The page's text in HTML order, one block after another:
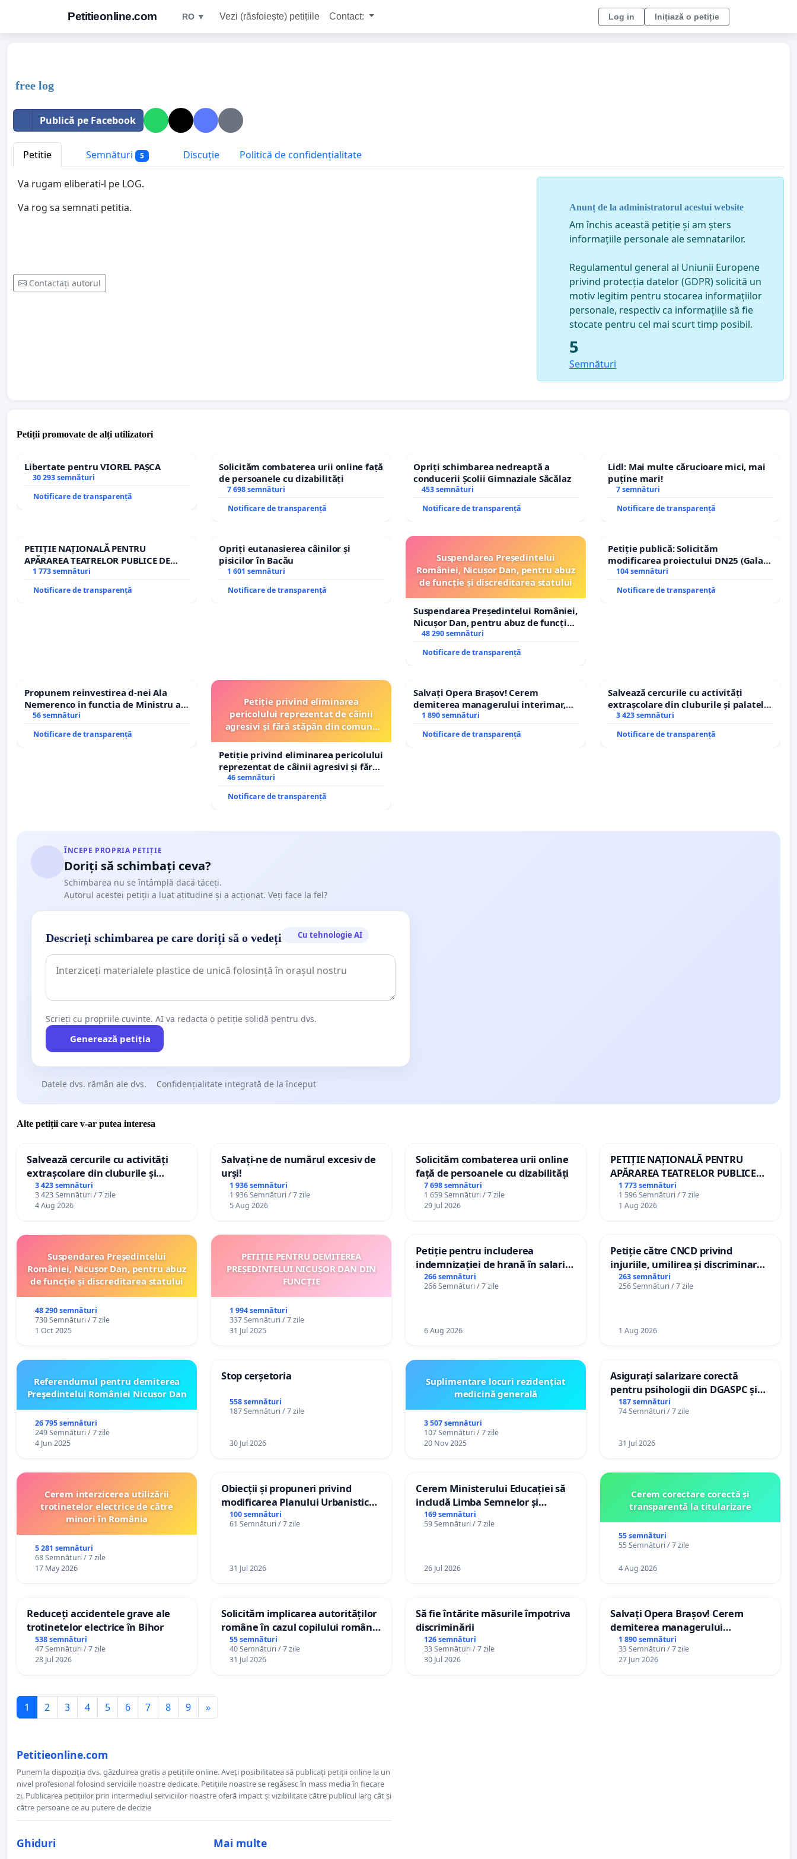
Petitieonline.com RO ▼ Vezi (răsfoiește) petițiile Contact: Log in Inițiază o petiție
free log
Publică pe Facebook
Petitie Semnături 5 Discuție Politică de confidențialitate
Va rugam eliberati-l pe LOG.
Va rog sa semnati petitia.
Contactați autorul
Anunț de la administratorul acestui website
Am închis această petiție și am șters
informațiile personale ale semnatarilor.
Regulamentul general al Uniunii Europene
privind protecția datelor (GDPR) solicită un
motiv legitim pentru stocarea informațiilor
personale, respectiv ca informațiile să fie
stocate pentru cel mai scurt timp posibil.
5
Semnături
Petiții promovate de alți utilizatori
Libertate pentru VIOREL PAȘCA
30 293 semnături
Notificare de transparență
Solicităm combaterea urii online față
de persoanele cu dizabilități
7 698 semnături
Notificare de transparență
Opriți schimbarea nedreaptă a
conducerii Școlii Gimnaziale Săcălaz
453 semnături
Notificare de transparență
Lidl: Mai multe cărucioare mici, mai
puține mari!
7 semnături
Notificare de transparență
PETIȚIE NAȚIONALĂ PENTRU
APĂRAREA TEATRELOR PUBLICE DE
REPERTORIU DIN ROMÂNIA
1 773 semnături
Notificare de transparență
Opriți eutanasierea câinilor și
pisicilor în Bacău
1 601 semnături
Notificare de transparență
Suspendarea Președintelui
României, Nicușor Dan, pentru abuz
de funcție și discreditarea statului
Suspendarea Președintelui României,
Nicușor Dan, pentru abuz de funcție
și discreditarea statului
48 290 semnături
Notificare de transparență
Petiție publică: Solicităm
modificarea proiectului DN25 (Galați
– Hanu Conachi) prin devierea
104 semnături
Notificare de transparență
Propunem reinvestirea d-nei Ala
Nemerenco in functia de Ministru al
Sanatatii
56 semnături
Notificare de transparență
Petiție privind eliminarea
pericolului reprezentat de câinii
agresivi și fără stăpân din comuna
Petiție privind eliminarea pericolului
reprezentat de câinii agresivi și fără
stăpân din comuna Tunari
46 semnături
Notificare de transparență
Salvați Opera Brașov! Cerem
demiterea managerului interimar,
Petrean Lucian-Marius!
1 890 semnături
Notificare de transparență
Salvează cercurile cu activități
extrașcolare din cluburile și palatele
copiilor
3 423 semnături
Notificare de transparență
ÎNCEPE PROPRIA PETIȚIE
Doriți să schimbați ceva?
Schimbarea nu se întâmplă dacă tăceți.
Autorul acestei petiții a luat atitudine și a acționat. Veți face la fel?
Descrieți schimbarea pe care doriți să o vedeți Cu tehnologie AI
Scrieți cu propriile cuvinte. AI va redacta o petiție solidă pentru dvs.
Generează petiția
Datele dvs. rămân ale dvs. Confidențialitate integrată de la început
Alte petiții care v-ar putea interesa
Salvează cercurile cu activități
extrașcolare din cluburile și
palatele copiilor
3 423 semnături
3 423 Semnături / 7 zile
4 Aug 2026
Salvați-ne de numărul excesiv de
urși!
1 936 semnături
1 936 Semnături / 7 zile
5 Aug 2026
Solicităm combaterea urii online
față de persoanele cu dizabilități
7 698 semnături
1 659 Semnături / 7 zile
29 Jul 2026
PETIȚIE NAȚIONALĂ PENTRU
APĂRAREA TEATRELOR PUBLICE
DE REPERTORIU DIN ROMÂNIA
1 773 semnături
1 596 Semnături / 7 zile
1 Aug 2026
Suspendarea Președintelui
României, Nicușor Dan, pentru abuz
de funcție și discreditarea statului
48 290 semnături
730 Semnături / 7 zile
1 Oct 2025
PETIȚIE PENTRU DEMITEREA
PREȘEDINTELUI NICUȘOR DAN DIN
FUNCȚIE
1 994 semnături
337 Semnături / 7 zile
31 Jul 2025
Petiție pentru includerea
indemnizației de hrană în salariul
de bază și protejarea gradațiilor
de vechime pentru asistenții
266 semnături
266 Semnături / 7 zile
6 Aug 2026
Petiție către CNCD privind
injuriile, umilirea și discriminarea
persoanelor cu dizabilități de
către utilizatorul TikTok „Gorici”
263 semnături
256 Semnături / 7 zile
1 Aug 2026
Referendumul pentru demiterea
Preşedintelui României Nicusor Dan
26 795 semnături
249 Semnături / 7 zile
4 Jun 2025
Stop cerșetoria
558 semnături
187 Semnături / 7 zile
30 Jul 2026
Suplimentare locuri rezidențiat
medicină generală
3 507 semnături
107 Semnături / 7 zile
20 Nov 2025
Asigurați salarizare corectă
pentru psihologii din DGASPC și
spitale
187 semnături
74 Semnături / 7 zile
31 Jul 2026
Cerem interzicerea utilizării
trotinetelor electrice de către
minori în România
5 281 semnături
68 Semnături / 7 zile
17 May 2026
Obiecții și propuneri privind
modificarea Planului Urbanistic
General al orașului Ialoveni
100 semnături
61 Semnături / 7 zile
31 Jul 2026
Cerem Ministerului Educației să
includă Limba Semnelor și
alfabetul Braille în școlile din
Republica Moldova!
169 semnături
59 Semnături / 7 zile
26 Jul 2026
Cerem corectare corectă și
transparentă la titularizare
55 semnături
55 Semnături / 7 zile
4 Aug 2026
Reduceți accidentele grave ale
trotinetelor electrice în Bihor
538 semnături
47 Semnături / 7 zile
28 Jul 2026
Solicităm implicarea autorităților
române în cazul copilului român
Wiliam Kristian Gheorghe, aflat în
plasament în Danemarca de 12
55 semnături
40 Semnături / 7 zile
31 Jul 2026
Să fie întărite măsurile împotriva
discriminării
126 semnături
33 Semnături / 7 zile
30 Jul 2026
Salvați Opera Brașov! Cerem
demiterea managerului
interimar, Petrean Lucian-Marius!
1 890 semnături
33 Semnături / 7 zile
27 Jun 2026
1 2 3 4 5 6 7 8 9 »
Petitieonline.com
Punem la dispoziția dvs. găzduirea gratis a petițiile online. Aveți posibilitatea să publicați petiții online la un
nivel profesional folosind serviciile noastre dedicate. Petițiile noastre se regăsesc în mass media în fiecare
zi. Publicarea petițiilor prin intermediul serviciilor noastre oferă impact și vizibilitate către publicul larg cât și
către persoane ce au putere de decizie
Ghiduri Mai multe